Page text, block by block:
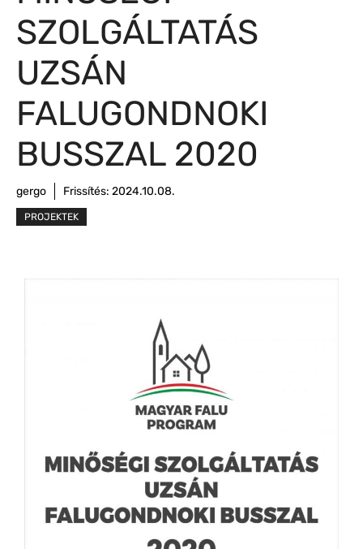
SZOLGÁLTATÁS
UZSÁN
FALUGONDNOKI
BUSSZAL 2020
gergo Frissítés: 2024.10.08.
PROJEKTEK